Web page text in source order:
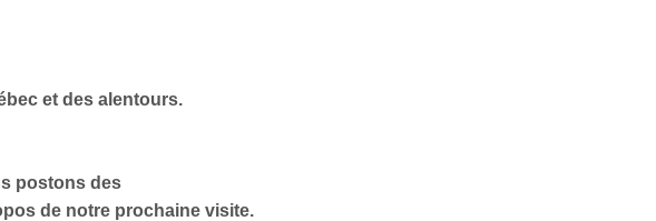
et des alentours.
postons des
de notre prochaine visite.